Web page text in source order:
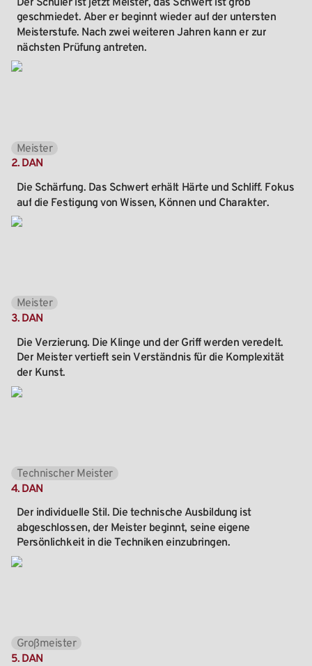
geschmiedet. Aberer beginnt wieder auf der untersten
Meisterstufe. Nach zwei weiteren Jahren kann er zur
nächsten Prüfung antreten.
Meister
2. DAN
Die Schärfung. Das Schwert erhält Härte und Schliff. Fokus
auf die Festigung von Wissen, Können und Charakter.
Meister
3. DAN
Die Verzierung. Die Klinge und der Griffwerden veredelt.
Der Meistervertieft sein Verständnis für die Komplexität
der Kunst.
Technischer Meister
4. DAN
Der individuelle Stil. Die technische Ausbildung ist
abgeschlossen, der Meister beginnt, seine eigene
Persönlichkeit in die Techniken einzubringen.
Großmeister
5. DAN